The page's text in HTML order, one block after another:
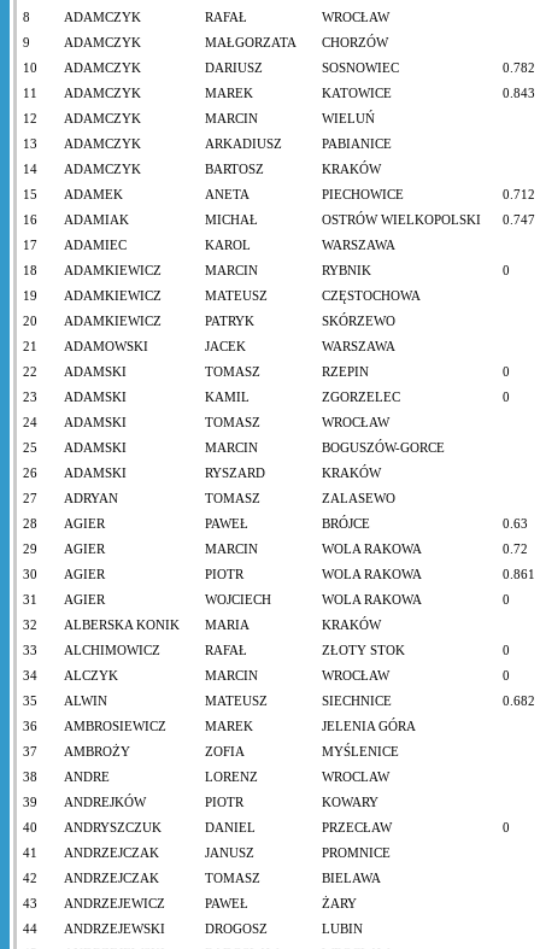
8
ADAMCZYK RAFAŁ
WROCŁAW
9
ADAMCZYK MAŁGORZATA
CHORZÓW
10
ADAMCZYK DARIUSZ SOSNOWIEC
0.782
11
ADAMCZYK MAREK KATOWICE
0.843
12
ADAMCZYK MARCIN
WIELUŃ
13
ADAMCZYK ARKADIUSZ
PABIANICE
14
ADAMCZYK BARTOSZ
KRAKÓW
15
ADAMEK ANETA PIECHOWICE
0.712
16
ADAMIAK MICHAŁ OSTRÓW WIELKOPOLSKI
0.747
17
ADAMIEC KAROL
WARSZAWA
18
ADAMKIEWICZ MARCIN RYBNIK
0
19
ADAMKIEWICZ MATEUSZ
CZĘSTOCHOWA
20
ADAMKIEWICZ PATRYK
SKÓRZEWO
21
ADAMOWSKI JACEK
WARSZAWA
22
ADAMSKI TOMASZ RZEPIN
0
23
ADAMSKI KAMIL ZGORZELEC
0
24
ADAMSKI TOMASZ
WROCŁAW
25
ADAMSKI MARCIN
BOGUSZÓW-GORCE
26
ADAMSKI RYSZARD
KRAKÓW
27
ADRYAN TOMASZ
ZALASEWO
28
AGIER PAWEŁ BRÓJCE
0.63
29
AGIER MARCIN WOLA RAKOWA
0.72
30
AGIER PIOTR WOLA RAKOWA
0.861
31
AGIER WOJCIECH WOLA RAKOWA
0
32
ALBERSKA KONIK MARIA
KRAKÓW
33
ALCHIMOWICZ RAFAŁ ZŁOTY STOK
0
34
ALCZYK MARCIN WROCŁAW
0
35
ALWIN MATEUSZ SIECHNICE
0.682
36
AMBROSIEWICZ MAREK
JELENIA GÓRA
37
AMBROŻY ZOFIA
MYŚLENICE
38
ANDRE LORENZ
WROCLAW
39
ANDREJKÓW PIOTR
KOWARY
40
ANDRYSZCZUK DANIEL PRZECŁAW
0
41
ANDRZEJCZAK JANUSZ
PROMNICE
42
ANDRZEJCZAK TOMASZ
BIELAWA
43
ANDRZEJEWICZ PAWEŁ
ŻARY
44
ANDRZEJEWSKI DROGOSZ
LUBIN